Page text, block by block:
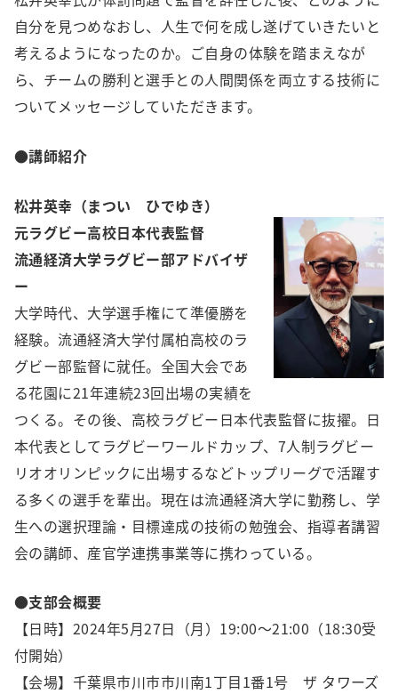
自分を見つめなおし、人生で何を成し遂げていきたいと
考えるようになったのか。ご自身の体験を踏まえなが
ら、チームの勝利と選手との人間関係を両立する技術に
ついてメッセージしていただきます。
●講師紹介
松井英幸（まつい ひでゆき）
元ラグビー高校日本代表監督
流通経済大学ラグビー部アドバイザ
ー
大学時代、大学選手権にて準優勝を
経験。流通経済大学付属柏高校のラ
グビー部監督に就任。全国大会であ
る花園に21年連続23回出場の実績を
つくる。その後、高校ラグビー日本代表監督に抜擢。日
本代表としてラグビーワールドカップ、7人制ラグビー
リオオリンピックに出場するなどトップリーグで活躍す
る多くの選手を輩出。現在は流通経済大学に勤務し、学
生への選択理論・目標達成の技術の勉強会、指導者講習
会の講師、産官学連携事業等に携わっている。
●支部会概要
【日時】2024年5月27日（月）19:00～21:00（18:30受
付開始）
【会場】千葉県市川市市川南1丁目1番1号 ザ タワーズ